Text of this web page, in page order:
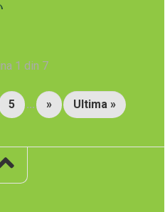
1 din 7
5 ... » Ultima »